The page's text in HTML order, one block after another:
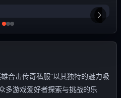
合击传奇私服"以其独特的魅力吸
多游戏爱好者探索与挑战的乐